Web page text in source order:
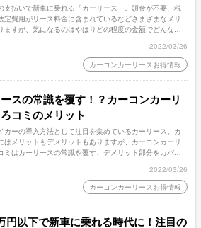
支払いで新車に乗れる「カーリース」。頭金が不要、税
定費用がリース料金に含まれているなどさまざまなメリ
ますが、気になるのはやはりどの程度の金額でどんな車
スもろコミでは普通車にどの程度の金額で乗れるのかを
2022/03/26
カーコンカーリースお得情報
スの常識を覆す！？カーコンカーリ
コミのメリット
カーの導入方法として注目を集めているカーリース。カ
はメリットもデメリットもありますが、カーコンカーリ
ミはカーリースの常識を覆す、デメリット部分をカバー
どんなメリットがあるのかを詳しく紹介します。2022/03/26
カーコンカーリースお得情報
円以下で新車に乗れる時代に！注目の